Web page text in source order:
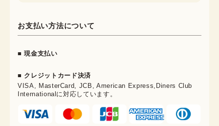
お支払い方法について
■ 現金支払い
■ クレジットカード決済
VISA, MasterCard, JCB, American Express,Diners Club
Internationalに対応しています。